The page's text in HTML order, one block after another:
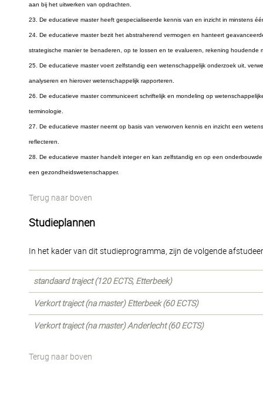
aan bij het uitwerken van opdrachten.
23. De educatieve master heeft gespecialiseerde kennis van en inzicht in minstens
24. De educatieve master bezit het abstraherend vermogen en hanteert
strategische manier te benaderen, op te lossen en te evalueren, rekening
25. De educatieve master voert zelfstandig een wetenschappelijk onderzoek uit,
analyseren en hierover wetenschappelijk rapporteren.
26. De educatieve master communiceert schriftelijk en mondeling op
terminologie.
27. De educatieve master neemt op basis van verworven kennis en inzicht een
reflecteren.
28. De educatieve master handelt integer en kan zelfstandig en op een
een gezondheidswetenschapper.
Terug naar boven
Studieplannen
In het kader van dit studieprogramma, zijn de volgende
standaard traject (120 ECTS, Etterbeek)
Verkort traject (na master) Etterbeek (60 ECTS)
Verkort traject (na master) Anderlecht (60 ECTS)
Terug naar boven